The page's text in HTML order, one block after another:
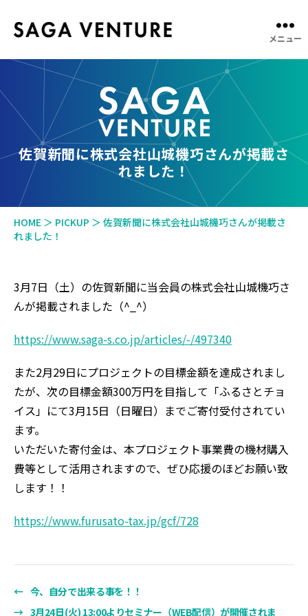
VENTURE
メニュー
佐賀新聞に株式会社山城機巧さんが掲載さ
れました！
HOME ＞ PICKUP ＞ 佐賀新聞に株式会社山城機巧さんが掲載さ
れました！
3月7日（土）の佐賀新聞に当会員の株式会社山城機巧さ
んが掲載されました（^_^）
https://www.saga-s.co.jp/articles/-/497340
また2月29日にプロジェクトの目標金額を達成されまし
たが、次の目標金額300万円を目指して「ふるさとチョ
イス」にて3月15日（日曜日）までご寄付受付されてい
ます。
いただいた寄付金は、本プロジェクト事業費の機材購入
費等として活用されますので、ぜひ応援のほどお願い致
します！！
https://www.furusato-tax.jp/gcf/728
← 今、自分で出来る事を！！
→ 3月24日(火) 13:00よりセミナー（WEB配信）が開催されま